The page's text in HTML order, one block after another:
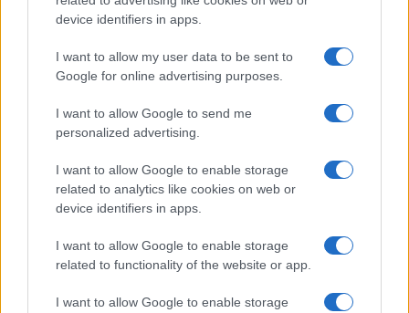
device identifiers in apps.
I want to allow my user data to be sent to
Google for online advertising purposes.
I want to allow Google to send me
personalized advertising.
I want to allow Google to enable storage
related to analytics like cookies on web or
device identifiers in apps.
I want to allow Google to enable storage
related to functionality of the website or app.
I want to allow Google to enable storage